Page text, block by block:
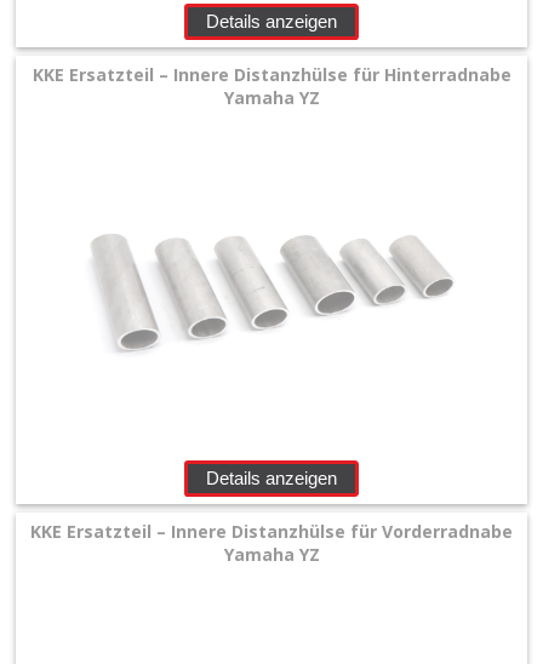
Details anzeigen
KKE Ersatzteil – Innere Distanzhülse für Hinterradnabe
Yamaha YZ
Details anzeigen
KKE Ersatzteil – Innere Distanzhülse für Vorderradnabe
Yamaha YZ